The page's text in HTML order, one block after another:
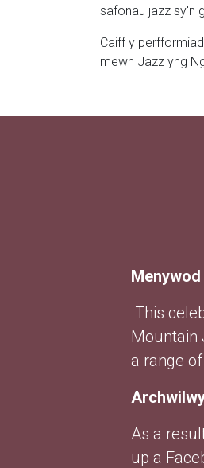
safonau jazz sy'n
Caiff y
mewn Jazz yng
This
Mountain
a range
As a
up a